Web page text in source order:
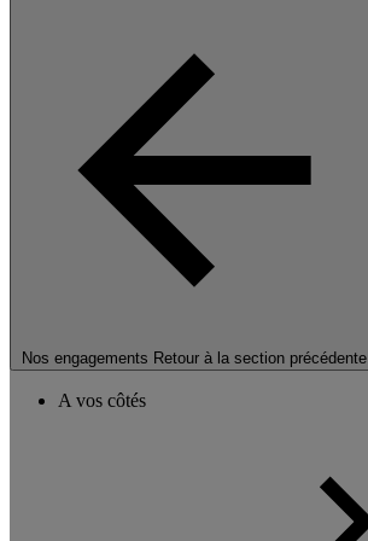
Nos engagements Retour à la section précédente
A vos côtés